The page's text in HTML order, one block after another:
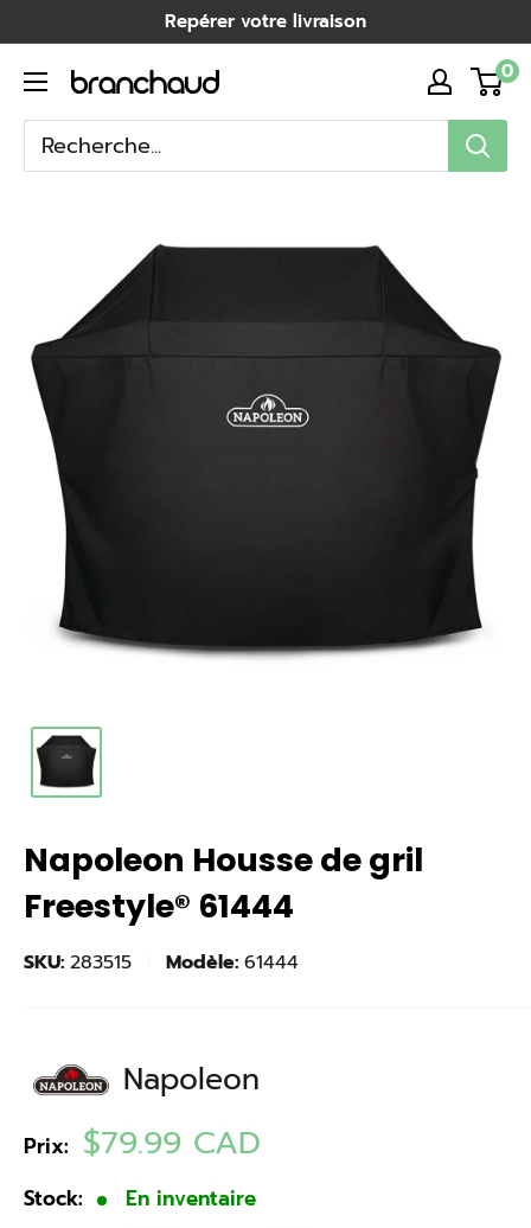
au
contenu
Repérer votre livraison
Branchaud
0
Napoleon Housse de gril
Freestyle® 61444
SKU: 283515 Modèle: 61444
Napoleon
Prix: Prix
$79.99 CAD
Stock:
En inventaire